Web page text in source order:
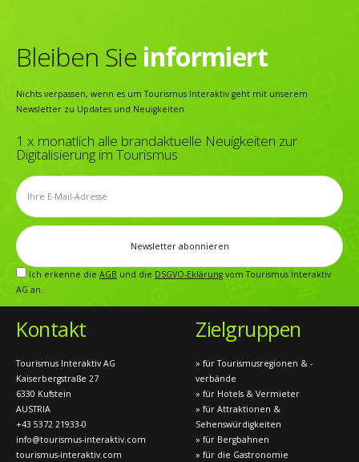
Bleiben Sie informiert
Nichts verpassen, wenn es um Tourismus Interaktiv geht mit unserem
Newsletter zu Updates und Neuigkeiten.
1 x monatlich alle brandaktuelle Neuigkeiten zur
Digitalisierung im Tourismus
Ich erkenne die AGB und die DSGVO-Eklärung vom Tourismus Interaktiv
AG an.
Kontakt
Tourismus Interaktiv AG
Kaiserbergstraße 27
6330 Kufstein
AUSTRIA
+43 5372 21933-0
info@tourismus-interaktiv.com
tourismus-interaktiv.com
Zielgruppen
» für Tourismusregionen & -
verbände
» für Hotels & Vermieter
» für Attraktionen &
Sehenswürdigkeiten
» für Bergbahnen
» für die Gastronomie